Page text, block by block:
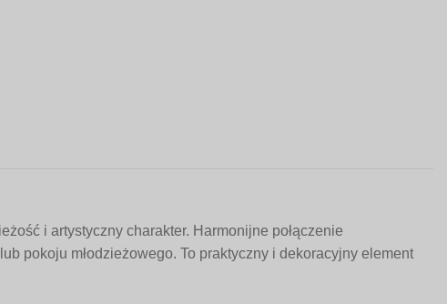
i artystyczny charakter. Harmonijne połączenie
pokoju młodzieżowego. To praktyczny i dekoracyjny element